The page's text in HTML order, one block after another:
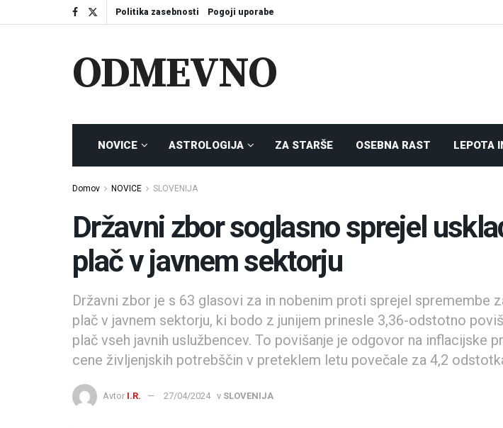
Politika zasebnosti Pogoji uporabe
ODMEVNO
NOVICE ASTROLOGIJA ZA STARŠE OSEBNA RAST LEPOTA
Domov NOVICE SLOVENIJA
Državni zbor soglasno sprejel
plač v javnem sektorju
Državni zbor je s 63 glasovi za in nobenim proti sprejel spremembe
plač v javnem sektorju, ki bodo z junijem prinesle 3,36-odstotno
plač vseh javnih uslužbencev. To povišanje je odgovor na inflacijske
cene življenjskih potrebščin v preteklem letu povečale za 4,2
Avtor I.R. 27/04/2024 v SLOVENIJA